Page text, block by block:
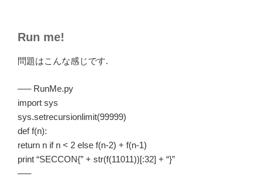
Run me!
問題はこんな感じです.
—– RunMe.py
import sys
sys.setrecursionlimit(99999)
def f(n):
return n if n < 2 else f(n-2) + f(n-1)
print “SECCON{” + str(f(11011))[:32] + “}”
—–